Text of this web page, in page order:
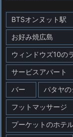
BTSオンヌット駅
お好み焼広島
ウィンドウズ10の
サービスアパート
バー パタヤの
フットマッサージ
プーケットのホテ